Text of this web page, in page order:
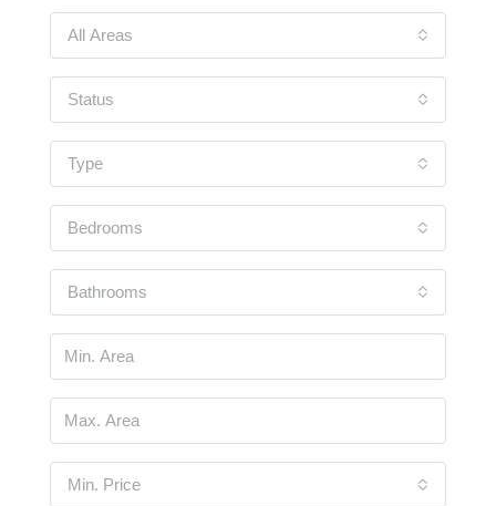
All Areas
Status
Type
Bedrooms
Bathrooms
Min. Price